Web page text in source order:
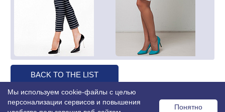
BACK TO THE LIST
Мы используем cookie-файлы с целью
персонализации сервисов и повышения
Понятно